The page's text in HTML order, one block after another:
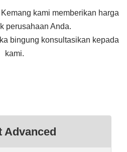
kami memberikan harga
perusahaan Anda.
bingung konsultasikan kepada
kami.
Advanced